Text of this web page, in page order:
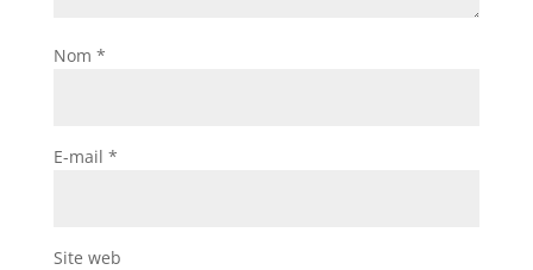
Nom *
E-mail *
Site web